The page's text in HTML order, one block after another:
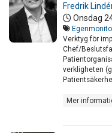
Fredrik
Onsdag
Verktyg för
Chef/
verkligheten
Mer